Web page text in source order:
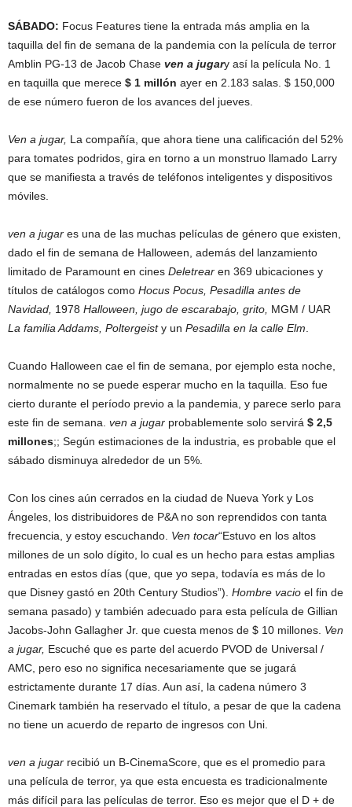
SÁBADO: Focus Features tiene la entrada más amplia en la
taquilla del fin de semana de la pandemia con la película de terror
Amblin PG-13 de Jacob Chase ven a jugary así la película No. 1
en taquilla que merece $ 1 millón ayer en 2.183 salas. $ 150,000
de ese número fueron de los avances del jueves.
Ven a jugar, La compañía, que ahora tiene una calificación del 52%
para tomates podridos, gira en torno a un monstruo llamado Larry
que se manifiesta a través de teléfonos inteligentes y dispositivos
móviles.
ven a jugar es una de las muchas películas de género que existen,
dado el fin de semana de Halloween, además del lanzamiento
limitado de Paramount en cines Deletrear en 369 ubicaciones y
títulos de catálogos como Hocus Pocus, Pesadilla antes de
Navidad, 1978 Halloween, jugo de escarabajo, grito, MGM / UAR
La familia Addams, Poltergeisty un Pesadilla en la calle Elm
Cuando Halloween cae el fin de semana, por ejemplo esta noche,
normalmente no se puede esperar mucho en la taquilla. Eso fue
cierto durante el período previo a la pandemia, y parece serlo para
este fin de semana. ven a jugar probablemente solo servirá $ 2,5
millones;; Según estimaciones de la industria, es probable que el
sábado disminuya alrededor de un 5%.
Con los cines aún cerrados en la ciudad de Nueva York y Los
Ángeles, los distribuidores de P&A no son reprendidos con tanta
frecuencia, y estoy escuchando. Ven tocar“Estuvo en los altos
millones de un solo dígito, lo cual es un hecho para estas amplias
entradas en estos días (que, que yo sepa, todavía es más de lo
que Disney gastó en 20th Century Studios”). Hombre vacio el fin de
semana pasado) y también adecuado para esta película de Gillian
Jacobs-John Gallagher Jr. que cuesta menos de $ 10 millones. Ven
a jugar, Escuché que es parte del acuerdo PVOD de Universal /
AMC, pero eso no significa necesariamente que se jugará
estrictamente durante 17 días. Aun así, la cadena número 3
Cinemark también ha reservado el título, a pesar de que la cadena
no tiene un acuerdo de reparto de ingresos con Uni.
ven a jugar recibió un B-CinemaScore, que es el promedio para
una película de terror, ya que esta encuesta es tradicionalmente
más difícil para las películas de terror. Eso es mejor que el D + de